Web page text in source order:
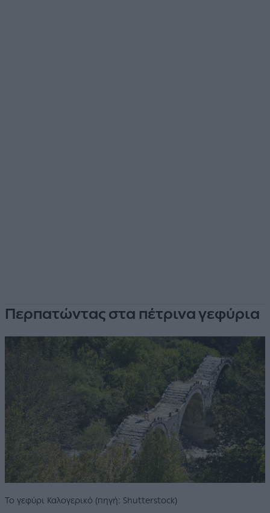
Περπατώντας στα πέτρινα γεφύρια
Το γεφύρι Καλογερικό (πηγή: Shutterstock)